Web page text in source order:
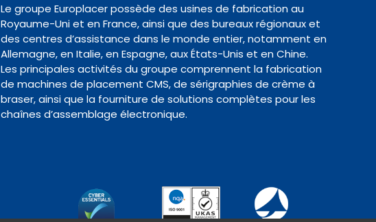
Le groupe Europlacer possède des usines de fabrication au
Royaume-Uni et en France, ainsi que des bureaux régionaux et
des centres d’assistance dans le monde entier, notamment en
Allemagne, en Italie, en Espagne, aux États-Unis et en Chine.
Les principales activités du groupe comprennent la fabrication
de machines de placement CMS, de sérigraphies de crème à
braser, ainsi que la fourniture de solutions complètes pour les
chaînes d’assemblage électronique.